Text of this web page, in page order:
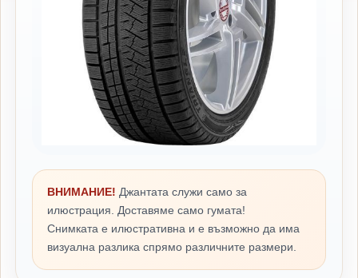
ВНИМАНИЕ! Джантата служи само за
илюстрация. Доставяме само гумата!
Снимката е илюстративна и е възможно да има
визуална разлика спрямо различните размери.